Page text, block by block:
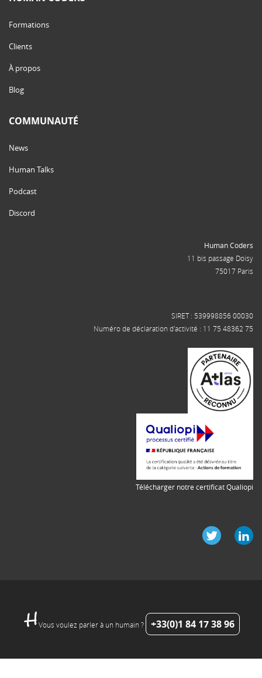
Formations
Clients
À propos
Blog
COMMUNAUTÉ
News
Human Talks
Podcast
Discord
Human Coders
11 bis passage Doisy
75017 Paris
SIRET : 539998856 00030
Numéro de déclaration d'activité : 11 75 48362 75
Télécharger notre certificat Qualiopi
Vous voulez parler à un humain ? +33(0)1 84 17 38 96